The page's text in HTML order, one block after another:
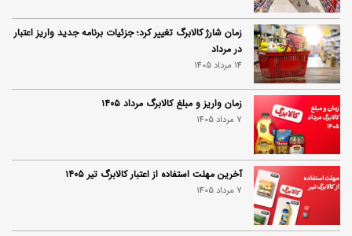
زمان شارژ کالابرگ تغییر کرد؛ جزئیات برنامه جدید واریز اعتبار
در مرداد
14 مرداد 1405
زمان واریز و مبلغ کالابرگ مرداد ۱۴۰۵
7 مرداد 1405
آخرین مهلت استفاده از اعتبار کالابرگ تیر ۱۴۰۵
7 مرداد 1405